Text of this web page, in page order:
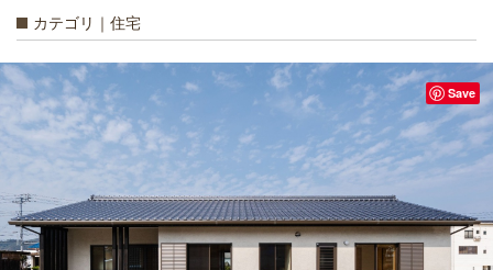
カテゴリ｜住宅
Save